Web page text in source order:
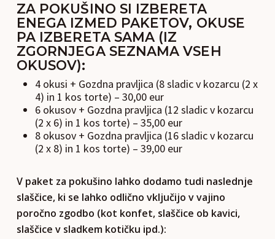
ZA POKUŠINO SI IZBERETA
ENEGA IZMED PAKETOV, OKUSE
PA IZBERETA SAMA (IZ
ZGORNJEGA SEZNAMA VSEH
OKUSOV):
4 okusi + Gozdna pravljica (8 sladic v kozarcu (2 x
4) in 1 kos torte) – 30,00 eur
6 okusov + Gozdna pravljica (12 sladic v kozarcu
(2 x 6) in 1 kos torte) – 35,00 eur
8 okusov + Gozdna pravljica (16 sladic v kozarcu
(2 x 8) in 1 kos torte) – 39,00 eur
V paket za pokušino lahko dodamo tudi naslednje
slaščice, ki se lahko odlično vključijo v vajino
poročno zgodbo (kot konfet, slaščice ob kavici,
slaščice v sladkem kotičku ipd.):